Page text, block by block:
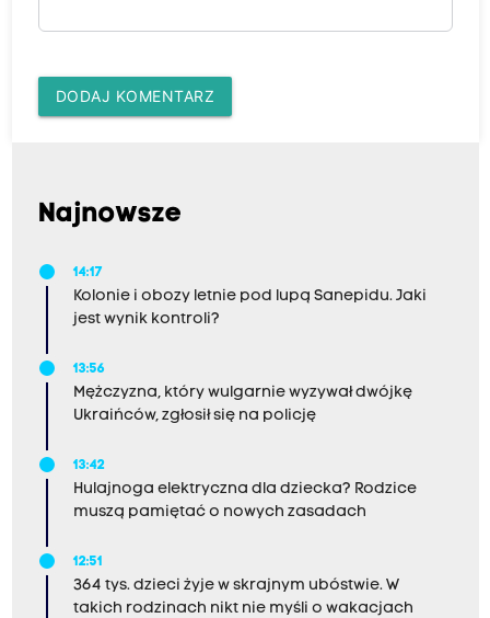
DODAJ KOMENTARZ
Najnowsze
14:17
Kolonie i obozy letnie pod lupą Sanepidu. Jaki
jest wynik kontroli?
13:56
Mężczyzna, który wulgarnie wyzywał dwójkę
Ukraińców, zgłosił się na policję
13:42
Hulajnoga elektryczna dla dziecka? Rodzice
muszą pamiętać o nowych zasadach
12:51
364 tys. dzieci żyje w skrajnym ubóstwie. W
takich rodzinach nikt nie myśli o wakacjach